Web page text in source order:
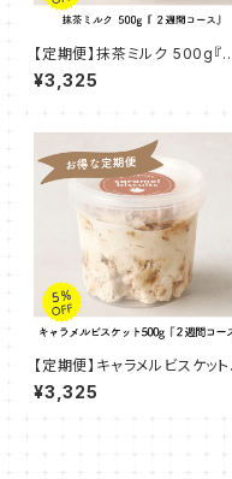
【定期便】抹茶ミルク 500g『
週間コース』
¥3,325
【定期便】キャラメルビスケッ
00g『２週間コース』
¥3,325